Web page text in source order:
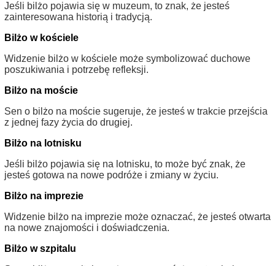
Jeśli bilżo pojawia się w muzeum, to znak, że jesteś
zainteresowana historią i tradycją.
Bilżo w kościele
Widzenie bilżo w kościele może symbolizować duchowe
poszukiwania i potrzebę refleksji.
Bilżo na moście
Sen o bilżo na moście sugeruje, że jesteś w trakcie przejścia
z jednej fazy życia do drugiej.
Bilżo na lotnisku
Jeśli bilżo pojawia się na lotnisku, to może być znak, że
jesteś gotowa na nowe podróże i zmiany w życiu.
Bilżo na imprezie
Widzenie bilżo na imprezie może oznaczać, że jesteś otwarta
na nowe znajomości i doświadczenia.
Bilżo w szpitalu